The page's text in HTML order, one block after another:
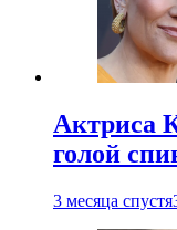
Актриса
голой
3 месяца спустя